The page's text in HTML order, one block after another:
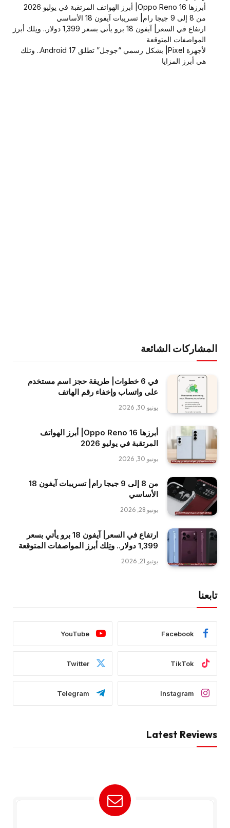
أبرزها Oppo Reno 16| أبرز الهواتف المرتقبة في يوليو 2026
من 8 إلى 9 جيجا رام| تسريبات آيفون 18 الأساسي
ارتفاع في السعر| آيفون 18 برو يأتي بسعر 1,399 دولار.. وتِلك أبرز
المواصفات المتوقعة
لأجهزة Pixel| بشكل رسمي “جوجل” تطلق Android 17.. وتلك
هي أبرز المزايا
المشاركات الشائعة
في 6 خطوات| طريقة حجز اسم مستخدم
على واتساب وإخفاء رقم الهاتف
يونيو 30, 2026
أبرزها Oppo Reno 16| أبرز الهواتف
المرتقبة في يوليو 2026
يونيو 30, 2026
من 8 إلى 9 جيجا رام| تسريبات آيفون 18
الأساسي
يونيو 28, 2026
ارتفاع في السعر| آيفون 18 برو يأتي بسعر
1,399 دولار.. وتِلك أبرز المواصفات المتوقعة
يونيو 21, 2026
تابعنا
Facebook
YouTube
TikTok
Twitter
Instagram
Telegram
Latest Reviews